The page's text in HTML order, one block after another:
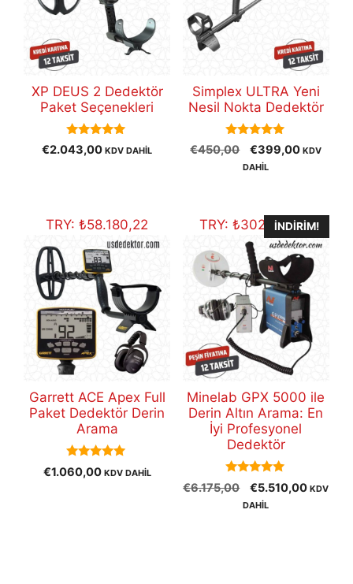
XP DEUS 2 Dedektör
Paket Seçenekleri
5.00
out of 5
€2.043,00 KDV DAHİL
Simplex ULTRA Yeni
Nesil Nokta Dedektör
5.00
out of 5
€450,00
Orijinal
fiyat:
€399,00Şu
KDV
DAHİL
TRY:₺58.180,22
Garrett ACE Apex Full
Paket Dedektör Derin
Arama
5.00
out of 5
€1.060,00 KDV DAHİL
TRY: ₺302.427,37
İNDIRIM!
Minelab GPX 5000 ile
Derin Altın Arama: En
İyi Profesyonel
Dedektör
5.00
out of 5
€6.175,00
Orijinal
fiyat:
€5.510,00Şu
KDV
DAHİL